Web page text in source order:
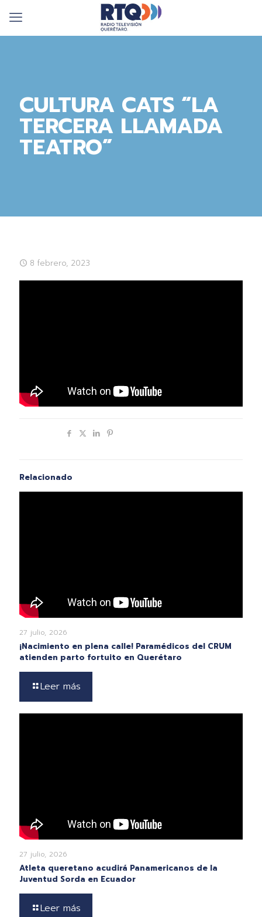
CULTURA CATS “LA
TERCERA LLAMADA
TEATRO”
8 febrero, 2023
Relacionado
27 julio, 2026
¡Nacimiento en plena calle! Paramédicos del CRUM
atienden parto fortuito en Querétaro
Leer más
27 julio, 2026
Atleta queretano acudirá Panamericanos de la
Juventud Sorda en Ecuador
Leer más